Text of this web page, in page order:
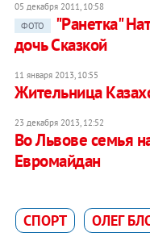
05 декабря 2011, 10:58
ФОТО
"Ранетка"
дочь Сказкой
11 января 2013, 10:55
Жительница
23 декабря 2013, 12:52
Во Львове семья
Евромайдан
СПОРТ ОЛЕГ